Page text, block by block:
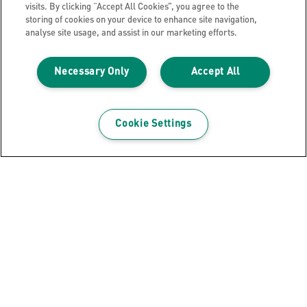
Cookies
Avis légal
Impression
Gérer mes données
visits. By clicking “Accept All Cookies”, you agree to the
storing of cookies on your device to enhance site navigation,
analyse site usage, and assist in our marketing efforts.
Accept All
Necessary Only
Cookie Settings